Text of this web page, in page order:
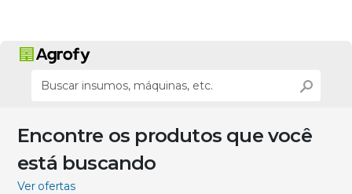
Encontre os produtos que você
está buscando
Ver ofertas